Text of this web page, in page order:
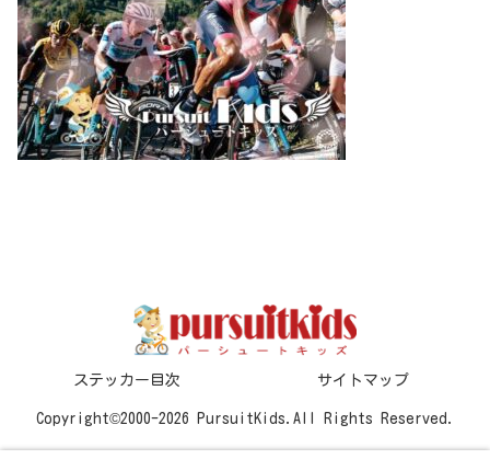
ステッカー目次 サイトマップ
Copyright©2000-2026 PursuitKids.All Rights Reserved.